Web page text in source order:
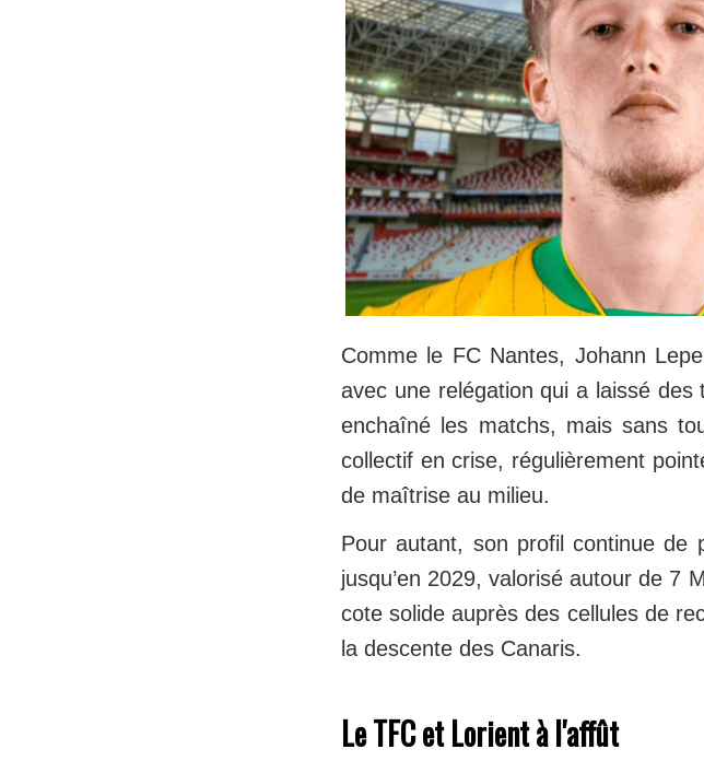
Comme le FC Nantes, Johann
avec une relégation qui a laissé
enchaîné les matchs, mais sans
collectif en crise, régulièrement
de maîtrise au milieu.
Pour autant, son profil continue de
jusqu’en 2029, valorisé autour de 7
cote solide auprès des cellules de
la descente des Canaris.
Le TFC et Lorient à l'affût